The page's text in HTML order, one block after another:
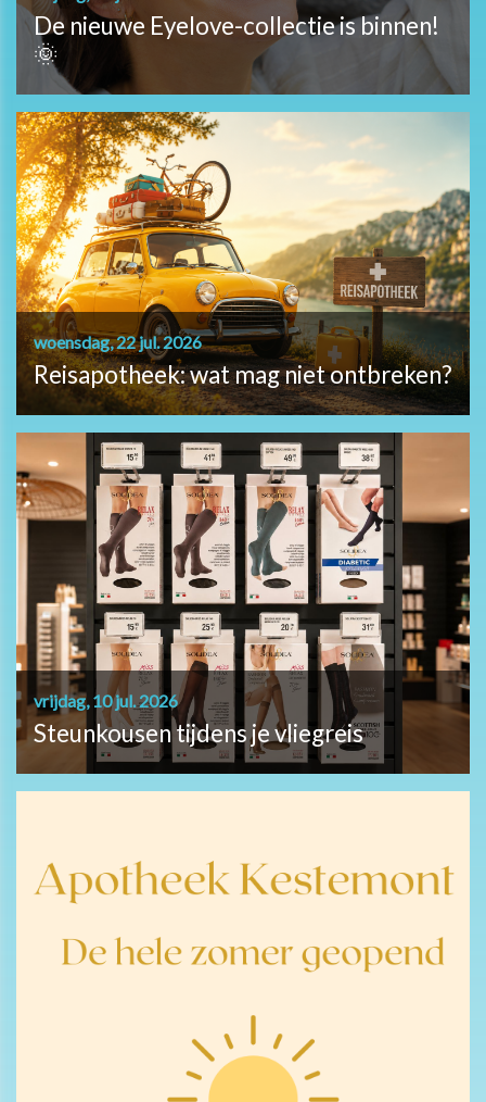
De nieuwe Eyelove-collectie is binnen!
🌞
woensdag, 22 jul. 2026
Reisapotheek: wat mag niet ontbreken?
vrijdag, 10 jul. 2026
Steunkousen tijdens je vliegreis